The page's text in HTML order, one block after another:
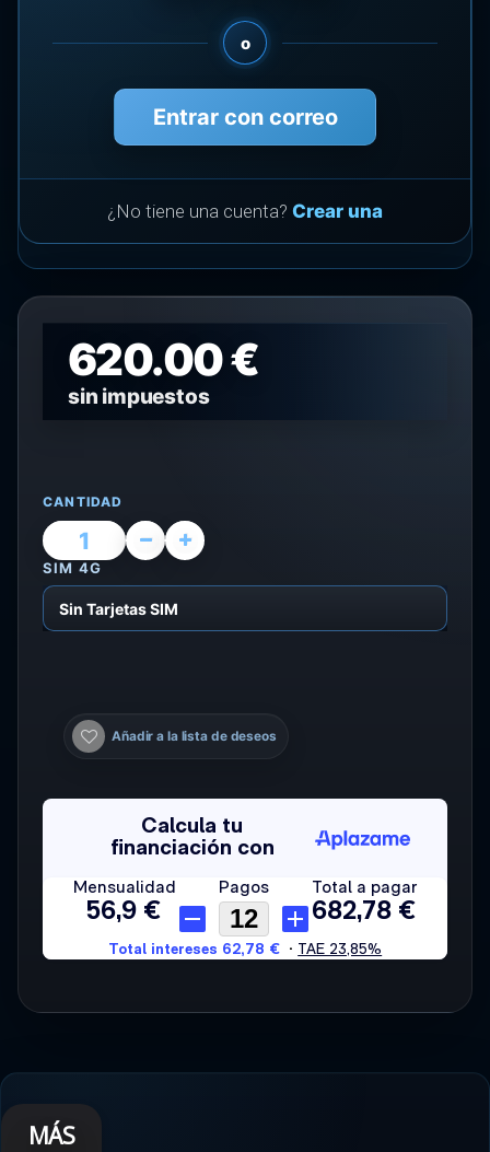
o
Entrar con correo
¿No tiene una cuenta? Crear una
620.00 €
sin impuestos
CANTIDAD
SIM 4G
Añadir a la lista de deseos
MÁS